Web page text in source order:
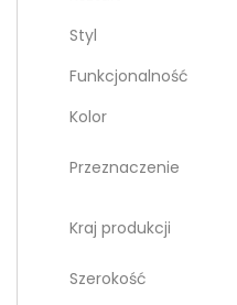
Styl
Funkcjonalność
Kolor
Przeznaczenie
Kraj produkcji
Szerokość